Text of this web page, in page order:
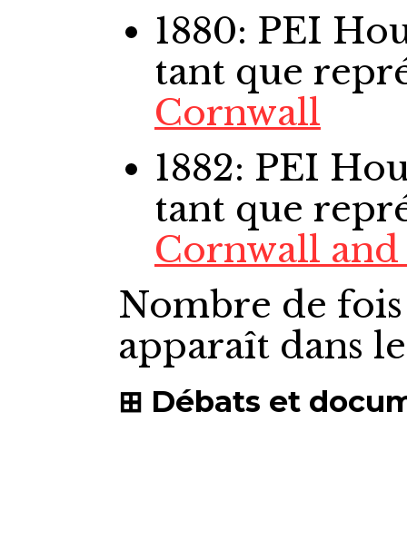
1880: PEI
tant que
Cornwall
1882: PEI
tant que
Cornwall
Nombre de
apparaît dans
Débats et